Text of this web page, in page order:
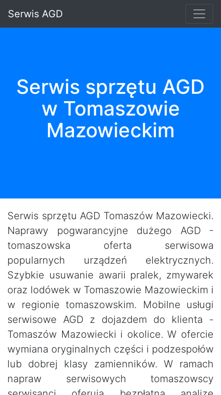
Serwis AGD
Serwis sprzętu AGD
w Tomaszowie
Mazowieckim
Serwis sprzętu AGD Tomaszów Mazowiecki.
Naprawy pogwarancyjne dużego AGD -
tomaszowska oferta serwisowa
popularnych urządzeń elektrycznych.
Szybkie usuwanie awarii pralek, zmywarek
oraz lodówek w Tomaszowie Mazowieckim i
w regionie tomaszowskim. Mobilne usługi
serwisowe AGD z dojazdem do klienta -
Tomaszów Mazowiecki i okolice. W ofercie
wymiana oryginalnych części i podzespołów
lub dobrej klasy zamienników. W ramach
napraw serwisowych tomaszowscy